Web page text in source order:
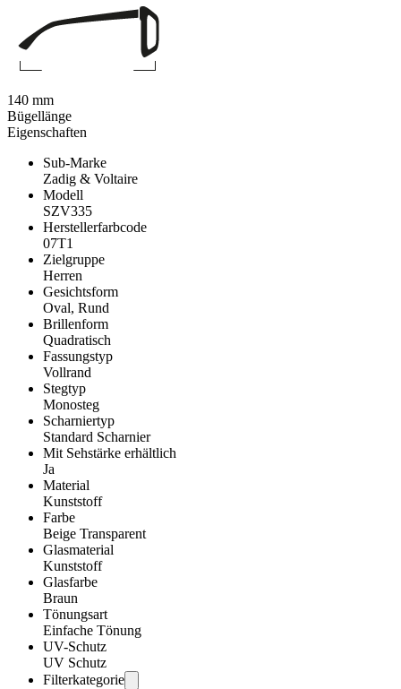
Eigenschaften
Sub-Marke
Zadig & Voltaire
Modell
SZV335
Herstellerfarbcode
07T1
Zielgruppe
Herren
Gesichtsform
Oval, Rund
Brillenform
Quadratisch
Fassungstyp
Vollrand
Stegtyp
Monosteg
Scharniertyp
Standard Scharnier
Mit Sehstärke erhältlich
Ja
Material
Kunststoff
Farbe
Beige Transparent
Glasmaterial
Kunststoff
Glasfarbe
Braun
Tönungsart
Einfache Tönung
UV-Schutz
UV Schutz
Filterkategorie
140 mm
Bügellänge